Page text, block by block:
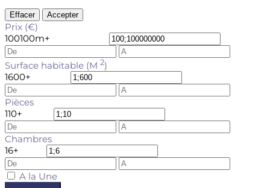
Effacer Accepter
Prix (€)
100100m+
Surface habitable (M 2)
1600+
Pièces
110+
Chambres
16+
A la Une